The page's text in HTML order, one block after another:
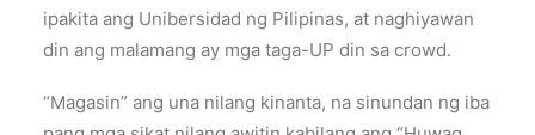
ipakita ang Unibersidad ng Pilipinas, at naghiyawan
din ang malamang ay mga taga-UP din sa crowd.
“Magasin” ang una nilang kinanta, na sinundan ng iba